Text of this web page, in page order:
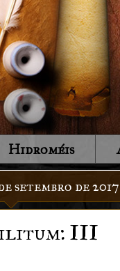
Hidroméis
setembro de 2017
III